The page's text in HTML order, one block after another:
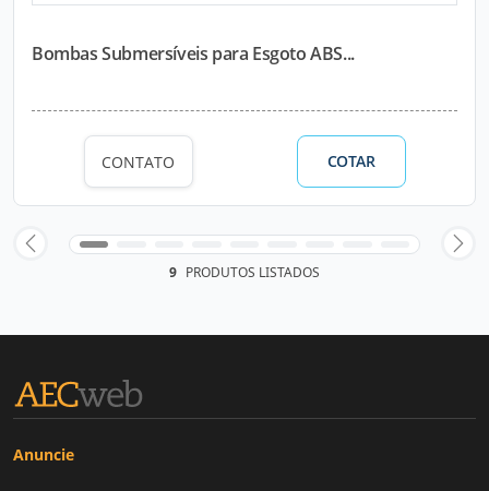
Bombas Submersíveis para Esgoto ABS...
CONTATO COTAR
9 PRODUTOS LISTADOS
Anuncie